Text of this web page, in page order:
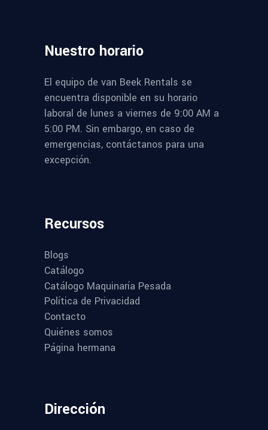
Nuestro horario
El equipo de van Beek Rentals se
encuentra disponible en su horario
laboral de lunes a viernes de 9:00 AM a
5:00 PM. Sin embargo, en caso de
emergencias, contáctanos para una
excepción.
Recursos
Blogs
Catálogo
Catálogo Maquinaría Pesada
Política de Privacidad
Contacto
Quiénes somos
Página hermana
Dirección